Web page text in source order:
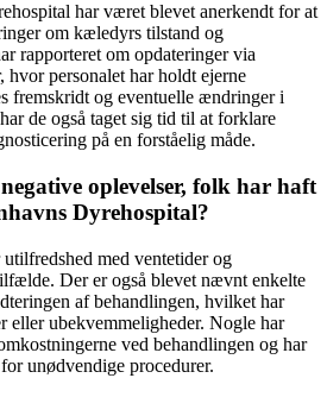
har været blevet anerkendt for at
om kæledyrs tilstand og
rapporteret om opdateringer via
hvor personalet har holdt ejerne
fremskridt og eventuelle ændringer i
de også taget sig tid til at forklare
på en forståelig måde.
oplevelser, folk har haft
Dyrehospital?
med ventetider og
Der er også blevet nævnt enkelte
af behandlingen, hvilket har
eller ubekvemmeligheder. Nogle har
ved behandlingen og har
unødvendige procedurer.